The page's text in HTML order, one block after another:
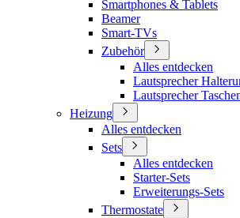
Smartphones & Tablets
Beamer
Smart-TVs
Zubehör
Alles entdecken
Lautsprecher
Lautsprecher
Heizung
Alles entdecken
Sets
Alles entdecken
Starter-Sets
Erweiterungs-Sets
Thermostate